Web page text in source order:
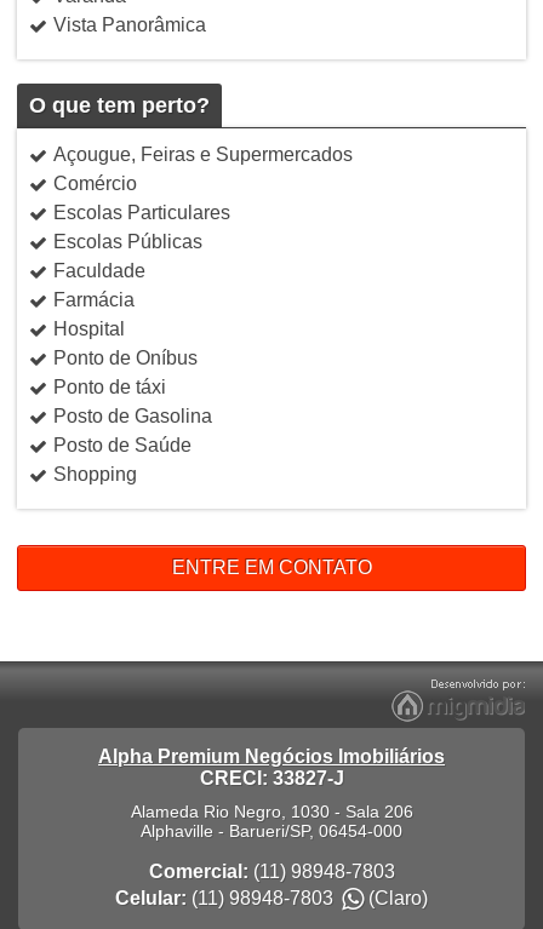
Vista Panorâmica
O que tem perto?
Açougue, Feiras e Supermercados
Comércio
Escolas Particulares
Escolas Públicas
Faculdade
Farmácia
Hospital
Ponto de Oníbus
Ponto de táxi
Posto de Gasolina
Posto de Saúde
Shopping
ENTRE EM CONTATO
Alpha Premium Negócios Imobiliários
CRECI: 33827-J
Alameda Rio Negro, 1030 - Sala 206
Alphaville - Barueri/SP, 06454-000
Comercial: (11) 98948-7803
Celular: (11) 98948-7803 (Claro)